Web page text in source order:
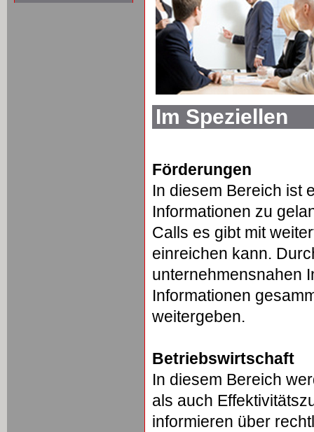
Im Speziellen
Förderungen
In diesem Bereich ist
Informationen zu
Calls es gibt mit
einreichen kann.
unternehmensnahen
Informationen
weitergeben.
Betriebswirtschaft
In diesem Bereich
als auch
informieren über